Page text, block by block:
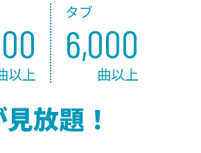
以上
タブ
6,000
曲以上
放題！